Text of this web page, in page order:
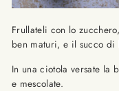
Frullateli con lo
ben maturi, e il succo
In una ciotola versate la
e mescolate.